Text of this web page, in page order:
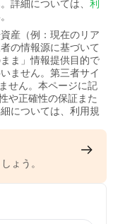
詳細については、 利
産（例：現在のリア
の情報源に基づいて
ま」情報提供目的で
ません。第三者サイ
せん。本ページに記
や正確性の保証また
については、利用規
ょう。